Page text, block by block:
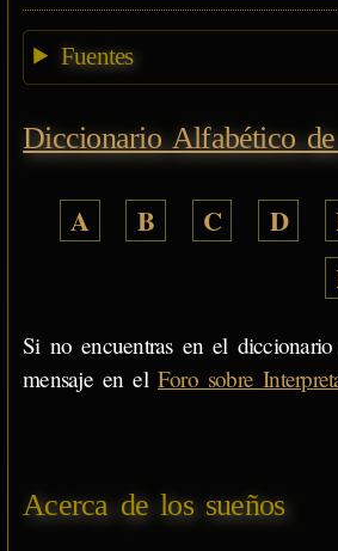
Fuentes
Diccionario Alfabético de
A B C D
Si no encuentras en el
mensaje en el Foro sobre
Acerca de los sueños